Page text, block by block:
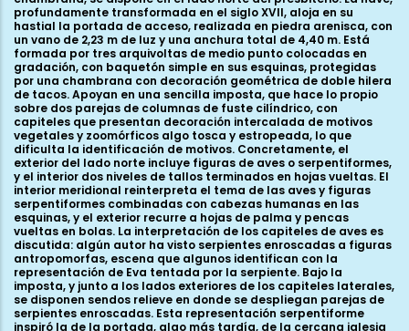
profundamente transformada en el siglo XVII, aloja en su
hastial la portada de acceso, realizada en piedra arenisca, con
un vano de 2,23 m de luz y una anchura total de 4,40 m. Está
formada por tres arquivoltas de medio punto colocadas en
gradación, con baquetón simple en sus esquinas, protegidas
por una chambrana con decoración geométrica de doble hilera
de tacos. Apoyan en una sencilla imposta, que hace lo propio
sobre dos parejas de columnas de fuste cilíndrico, con
capiteles que presentan decoración intercalada de motivos
vegetales y zoomórficos algo tosca y estropeada, lo que
dificulta la identificación de motivos. Concretamente, el
exterior del lado norte incluye figuras de aves o serpentiformes,
y el interior dos niveles de tallos terminados en hojas vueltas. El
interior meridional reinterpreta el tema de las aves y figuras
serpentiformes combinadas con cabezas humanas en las
esquinas, y el exterior recurre a hojas de palma y pencas
vueltas en bolas. La interpretación de los capiteles de aves es
discutida: algún autor ha visto serpientes enroscadas a figuras
antropomorfas, escena que algunos identifican con la
representación de Eva tentada por la serpiente. Bajo la
imposta, y junto a los lados exteriores de los capiteles laterales,
se disponen sendos relieve en donde se despliegan parejas de
serpientes enroscadas. Esta representación serpentiforme
inspiró la de la portada, algo más tardía, de la cercana iglesia